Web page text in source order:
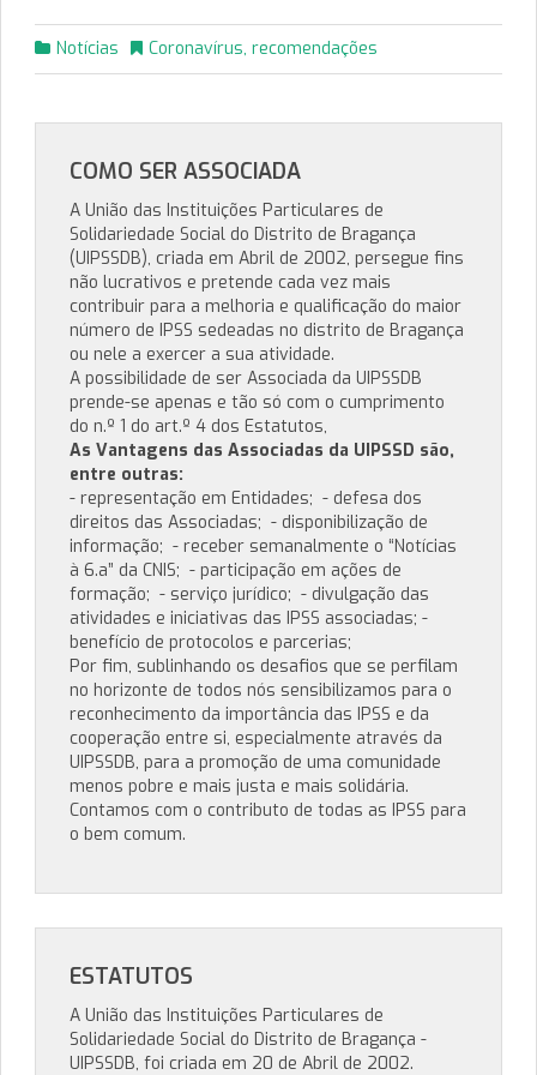
Notícias Coronavírus, recomendações
COMO SER ASSOCIADA
A União das Instituições Particulares de
Solidariedade Social do Distrito de Bragança
(UIPSSDB), criada em Abril de 2002, persegue fins
não lucrativos e pretende cada vez mais
contribuir para a melhoria e qualificação do maior
número de IPSS sedeadas no distrito de Bragança
ou nele a exercer a sua atividade.
A possibilidade de ser Associada da UIPSSDB
prende-se apenas e tão só com o cumprimento
do n.º 1 do art.º 4 dos Estatutos,
As Vantagens das Associadas da UIPSSD são,
entre outras:
- representação em Entidades; - defesa dos
direitos das Associadas; - disponibilização de
informação; - receber semanalmente o “Notícias
à 6.a” da CNIS; - participação em ações de
formação; - serviço jurídico; - divulgação das
atividades e iniciativas das IPSS associadas; -
benefício de protocolos e parcerias;
Por fim, sublinhando os desafios que se perfilam
no horizonte de todos nós sensibilizamos para o
reconhecimento da importância das IPSS e da
cooperação entre si, especialmente através da
UIPSSDB, para a promoção de uma comunidade
menos pobre e mais justa e mais solidária.
Contamos com o contributo de todas as IPSS para
o bem comum.
ESTATUTOS
A União das Instituições Particulares de
Solidariedade Social do Distrito de Bragança -
UIPSSDB, foi criada em 20 de Abril de 2002.